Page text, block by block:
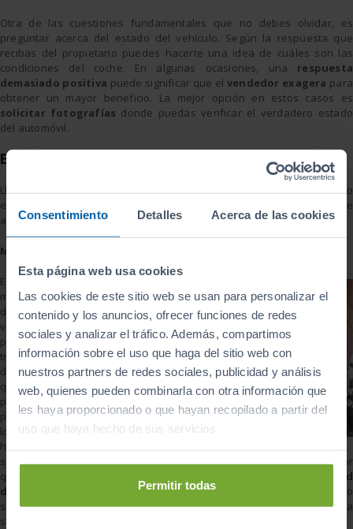
Consentimiento Detalles Acerca de las cookies
Esta página web usa cookies
Las cookies de este sitio web se usan para personalizar el
contenido y los anuncios, ofrecer funciones de redes
sociales y analizar el tráfico. Además, compartimos
información sobre el uso que haga del sitio web con
nuestros partners de redes sociales, publicidad y análisis
web, quienes pueden combinarla con otra información que
les haya proporcionado o que hayan recopilado a partir del
uso que haya hecho de sus servicios.
Permitir todas
Otra de las cuestiones fundamentales que no debes olvidar, es
preguntar acerca del estado del vehículo. Según la respuesta que
recibas del propietario puedes hacerte una idea de cuáles son las
condiciones del coche. En algunas ocasiones, una respuesta
demasiado positiva puede significar que elvendedor exagera para
obtener un mayor beneficio. La mejor opción en estos casos es
solicitar fotografías donde puedas verificar el verdadero estado
del automóvil.
En el momento de ver el vehículo
Llegado el momento de ver el coche de ocasión que estás interesado
en comprar, debes sacar a relucir unas cuantas cuestiones que te
ayudarán a conocer más sobre el estado y las características de este.
Mantenimiento
Esta es una pregunta
muy importante que
deberás hacerle al
vendedor, ya que
podrás saber qué
trato recibió el coche
durante el tiempo
que fue su
propiedad. Puedes
preguntar acerca de
los recambiosque
ha utilizado, para
saber el tipo de cuidados que le ha prestado al coche. Un conductor
que utiliza
cuidadoso con la salud
de su vehículo
. No obstante, utilizar otro tipo de recambios no
significa que sea un conductor descuidado, lo que nos lleva a la
siguiente cuestión.